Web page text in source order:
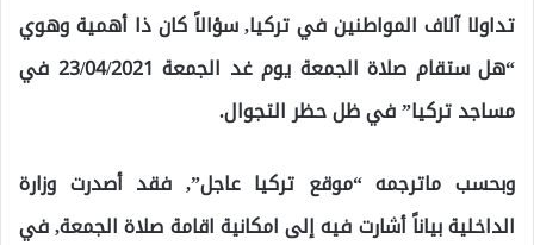
تداولا آلاف المواطنين في تركيا, سؤالاً كان ذا أهمية وهوي
“هل ستقام صلاة الجمعة يوم غد الجمعة 23/04/2021 في
مساجد تركيا” في ظل حظر التجوال.
وبحسب ماترجمه “موقع تركيا عاجل”, فقد أصدرت وزارة
الداخلية بياناً أشارت فيه إلى امكانية اقامة صلاة الجمعة, في